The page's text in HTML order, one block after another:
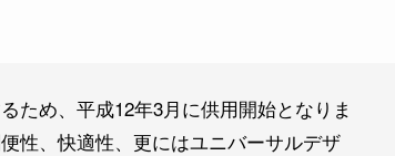
ため、平成12年3月に供用開始となりま
性、快適性、更にはユニバーサルデザ